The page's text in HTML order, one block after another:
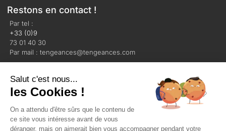
Restons en contact !
Par tel :
+33 (0)9
73 01 40 30
Par mail : tengeances@tengeances.com
Mentions légales
Salut c'est nous...
les Cookies !
On a attendu d'être sûrs que le contenu de
ce site vous intéresse avant de vous
déranger, mais on aimerait bien vous accompagner pendant votre